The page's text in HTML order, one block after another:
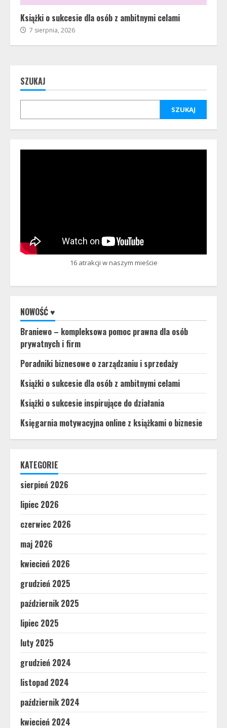
Książki o sukcesie dla osób z ambitnymi celami
7 sierpnia, 2026
SZUKAJ
SZUKAJ
16 atrakcji w naszym mieście
NOWOŚĆ ♥
Braniewo – kompleksowa pomoc prawna dla osób
prywatnych i firm
Poradniki biznesowe o zarządzaniu i sprzedaży
Książki o sukcesie dla osób z ambitnymi celami
Książki o sukcesie inspirujące do działania
Księgarnia motywacyjna online z książkami o biznesie
KATEGORIE
sierpień 2026
lipiec 2026
czerwiec 2026
maj 2026
kwiecień 2026
grudzień 2025
październik 2025
lipiec 2025
luty 2025
grudzień 2024
listopad 2024
październik 2024
kwiecień 2024